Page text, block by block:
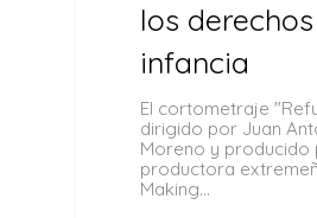
los
infancia
El cortometraje
dirigido por Juan
Moreno y producido
productora
Making…